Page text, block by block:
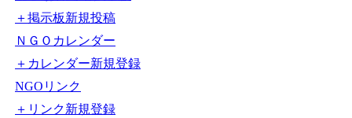
＋掲示板新規投稿
ＮＧＯカレンダー
＋カレンダー新規登録
NGOリンク
＋リンク新規登録